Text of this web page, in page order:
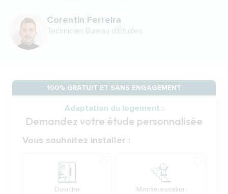
Corentin Ferreira
Technicien Bureau d'Études
100% GRATUIT ET SANS ENGAGEMENT
Adaptation du logement :
Demandez votre étude personnalisée
Votre demande
Vous souhaitez installer :
Douche Monte-escalier